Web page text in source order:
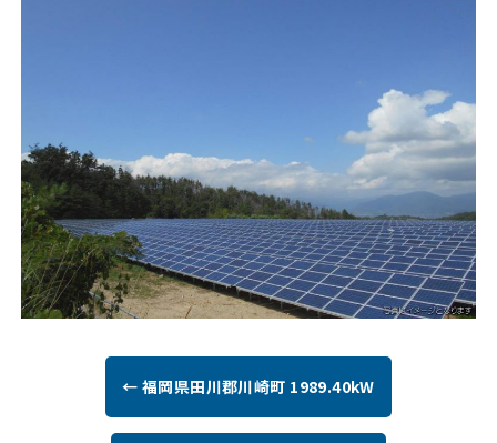
← 福岡県田川郡川崎町 1989.40kW